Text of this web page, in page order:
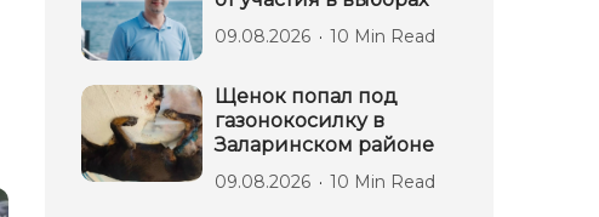
09.08.2026 10 Min Read
Щенок попал под
газонокосилку в
Заларинском районе
09.08.2026 10 Min Read